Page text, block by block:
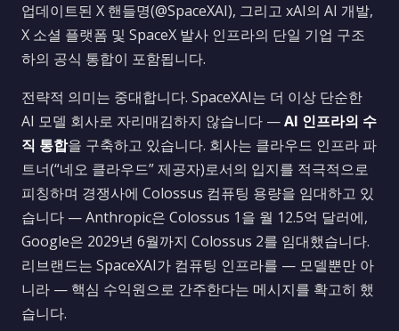
업데이트된 X 핸들명(@SpaceXAI), 그리고 xAI의 AI 개발,
X 소셜 플랫폼 및 SpaceX 발사 인프라의 단일 기업 구조
하의 공식 통합이 포함됩니다.
전략적 의미는 중대합니다. SpaceXAI는 더 이상 단순한
AI 모델 회사로 자리매김하지 않습니다 —AI 인프라의 수
직 통합을 구축하고 있습니다. 회사는 클라우드 인프라 파
트너(“네오 클라우드” 제공자)로서의 입지를 적극적으로
피칭하며 경쟁사에 Colossus 컴퓨팅 용량을 임대하고 있
습니다 — Anthropic은 Colossus 1을 월 12.5억 달러에,
Google은 2029년 6월까지 Colossus 2를 임대했습니다.
리브랜드는 SpaceXAI가 컴퓨팅 인프라를 — 모델뿐만 아
니라 — 핵심 수익원으로 간주한다는 메시지를 확고히 했
습니다.